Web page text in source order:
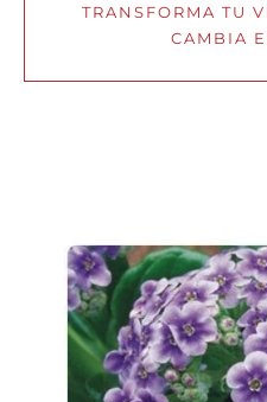
TRANSFORMA TU
CAMBIA